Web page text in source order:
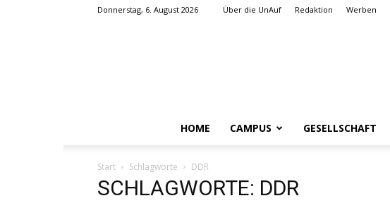
Donnerstag, 6. August 2026 Über die UnAuf Redaktion Werben
HOME CAMPUS GESELLSCHAFT
Start Schlagworte DDR
SCHLAGWORTE: DDR